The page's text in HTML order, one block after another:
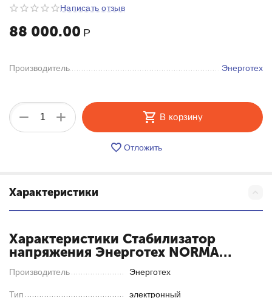
Написать отзыв
88 000.00 Р
Производитель Энерготех
+
− В корзину
Отложить
Характеристики
Характеристики Стабилизатор
напряжения Энерготех NORMA
20000
Производитель Энерготех
Тип электронный